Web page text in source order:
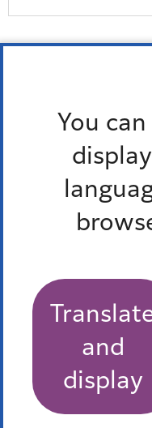
You
and
display
所属課室：教育委員
ーツ振興課スポーツ振
03-3578-
外国語対応が必要な
3人で会話ができます